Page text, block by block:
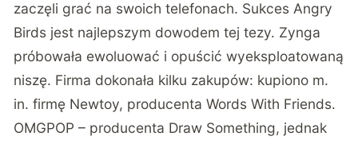
zaczęli grać na swoich telefonach. Sukces Angry
Birds jest najlepszym dowodem tej tezy. Zynga
próbowała ewoluować i opuścić wyeksploatowaną
niszę. Firma dokonała kilku zakupów: kupiono m.
in. firmę Newtoy, producenta Words With Friends.
OMGPOP – producenta Draw Something, jednak